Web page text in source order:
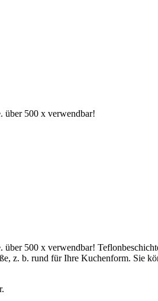
über 500 x verwendbar!
500 x verwendbar!
z. b. rund für Ihre Kuchenform. Sie